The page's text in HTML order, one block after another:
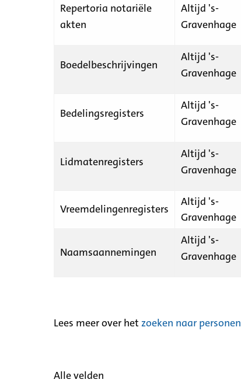
Repertoria notariële
akten
Altijd 's-
Gravenhage
Boedelbeschrijvingen
Altijd 's-
Gravenhage
Bedelingsregisters
Altijd 's-
Gravenhage
Lidmatenregisters
Altijd 's-
Gravenhage
Vreemdelingenregisters
Altijd 's-
Gravenhage
Naamsaannemingen
Altijd 's-
Gravenhage
Lees meer over het zoeken naar personen
Alle velden